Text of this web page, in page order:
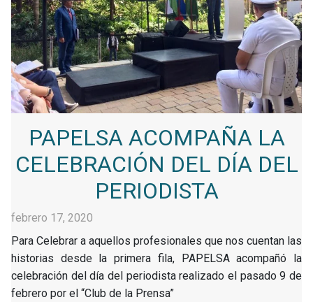
PAPELSA ACOMPAÑA LA
CELEBRACIÓN DEL DÍA DEL
PERIODISTA
febrero 17, 2020
Para Celebrar a aquellos profesionales que nos cuentan las
historias desde la primera fila, PAPELSA acompañó la
celebración del día del periodista realizado el pasado 9 de
febrero por el “Club de la Prensa”